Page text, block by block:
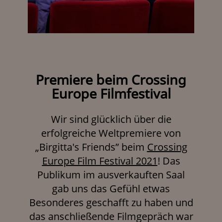
Premiere beim Crossing
Europe Filmfestival
Wir sind glücklich über die
erfolgreiche Weltpremiere von
„Birgitta's Friends” beim Crossing
Europe Film Festival 2021! Das
Publikum im ausverkauften Saal
gab uns das Gefühl etwas
Besonderes geschafft zu haben und
das anschließende Filmgepräch war